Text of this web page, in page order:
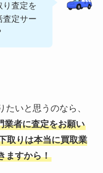
り査定を
査定サー
いと思うのなら、
業者に査定をお願い
取りは本当に買取業
ますから！